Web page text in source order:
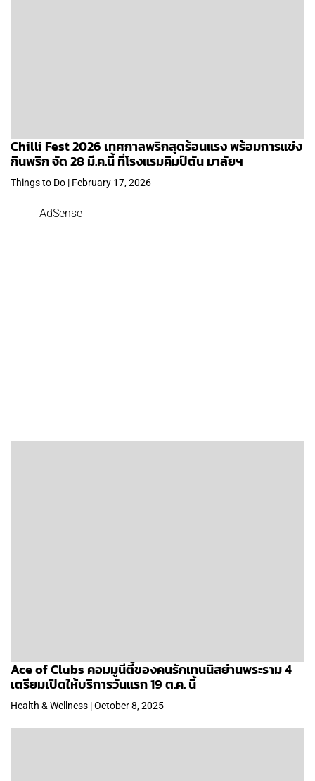
Chilli Fest 2026 เทศกาลพริกสุดร้อนแรง พร้อมการแข่ง
กินพริก จัด 28 มี.ค.นี้ ที่โรงแรมคิมป์ตัน มาลัยฯ
Things to Do | February 17, 2026
AdSense
Ace of Clubs คอมมูนีตี้ของคนรักเทนนิสย่านพระราม 4
เตรียมเปิดให้บริการวันแรก 19 ต.ค. นี้
Health & Wellness | October 8, 2025